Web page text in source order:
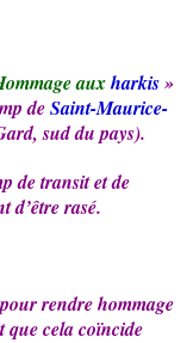
auxharkis»
deSaint-Maurice-
sud du pays).
de transit et de
d’être rasé.
rendre hommage
cela coïncide